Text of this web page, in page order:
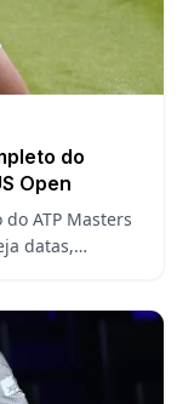
do
Open
ATP Masters
datas,